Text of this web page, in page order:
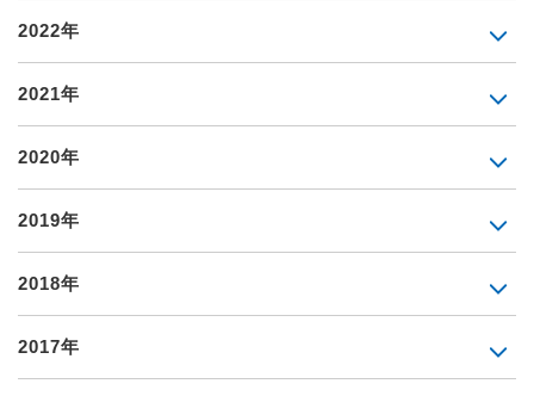
2022年
2021年
2020年
2019年
2018年
2017年